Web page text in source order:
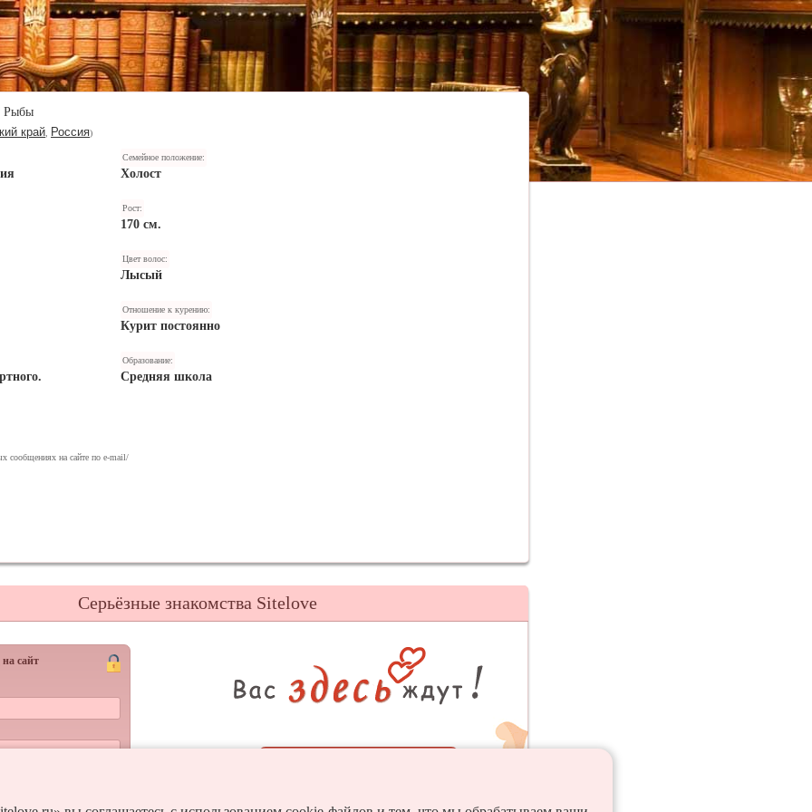
Рыбы
край Россия)
Семейное положение:
Холост
Рост:
170 см.
Цвет волос:
Лысый
Отношение к курению:
Курит постоянно
Образование:
Средняя школа
сообщениях на сайте по e-mail/
Серьёзные знакомства Sitelove
сайт